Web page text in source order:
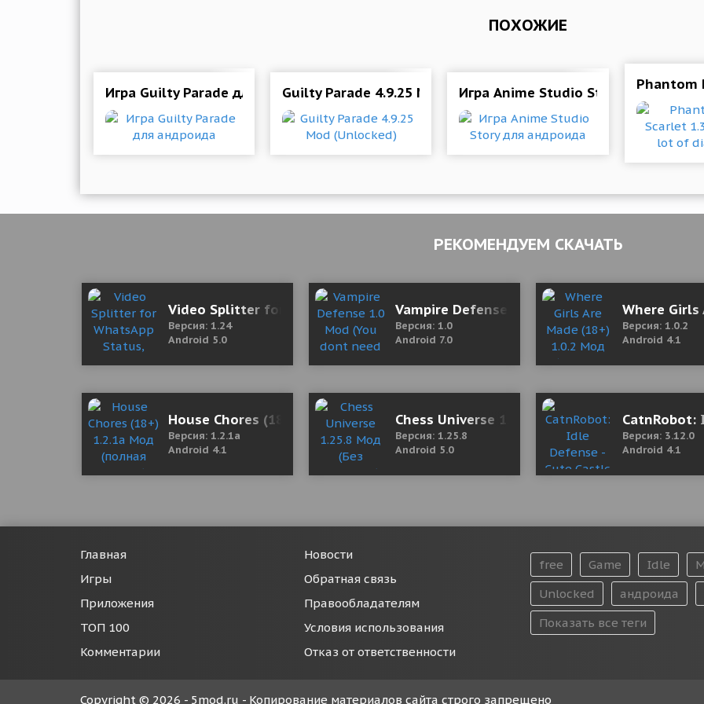
ПОХОЖИЕ
Игра Guilty Parade для андроидаGuilty Parade 4.9.25 Mod (Unlocked)Игра Anime Studio Story дляPhantom
РЕКОМЕНДУЕМ СКАЧАТЬ
Video Splitter for WhatsApp Status, Instagram 1.24 Mod (Unlocked)
Версия: 1.24
Android 5.0
Vampire Defense 1.0 Mod (You dont need to
Версия: 1.0
Android 7.0
Where Girls
Версия: 1.0.2
Android 4.1
House Chores (18+) 1.2.1a Мод (полная версия)
Версия: 1.2.1a
Android 4.1
Chess Universe 1.25.8 Мод (Без рекламы)
Версия: 1.25.8
Android 5.0
CatnRobot:
Версия: 3.12.0
Android 4.1
Главная
Игры
Приложения
ТОП 100
Комментарии
Новости
Обратная связь
Правообладателям
Условия использования
Отказ от ответственности
free Game Idle
Unlocked
андроида
Показать все теги
Copyright © 2026 - 5mod.ru - Копирование материалов сайта строго запрещено